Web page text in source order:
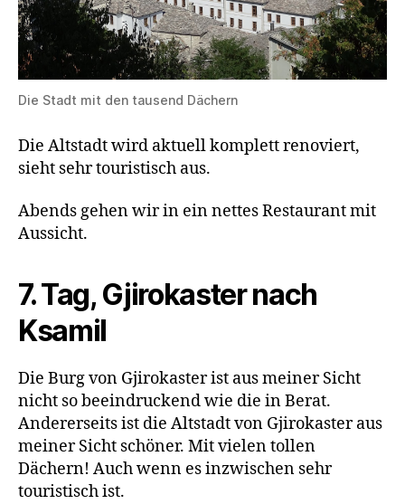
Die Stadt mit den tausend Dächern
Die Altstadt wird aktuell komplett renoviert,
sieht sehr touristisch aus.
Abends gehen wir in ein nettes Restaurant mit
Aussicht.
7. Tag, Gjirokaster nach
Ksamil
Die Burg von Gjirokaster ist aus meiner Sicht
nicht so beeindruckend wie die in Berat.
Andererseits ist die Altstadt von Gjirokaster aus
meiner Sicht schöner. Mit vielen tollen
Dächern! Auch wenn es inzwischen sehr
touristisch ist.